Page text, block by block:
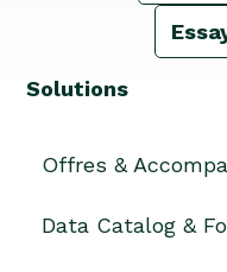
Solutions
Offres &
Data Catalog &